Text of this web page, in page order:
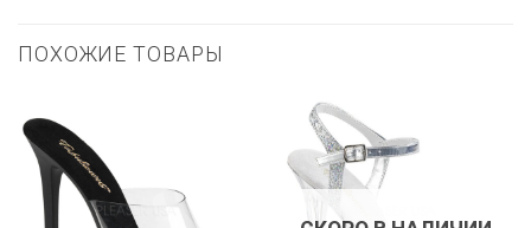
ПОХОЖИЕ ТОВАРЫ